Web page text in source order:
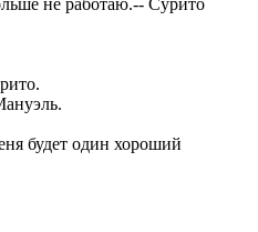
будет один хороший